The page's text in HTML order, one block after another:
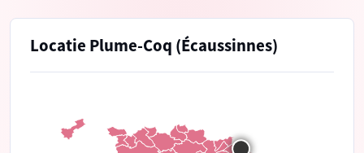
Locatie Plume-Coq (Écaussinnes)